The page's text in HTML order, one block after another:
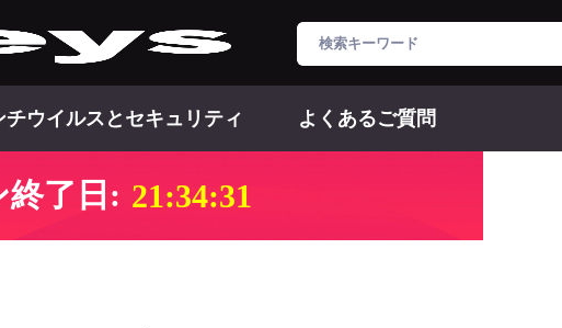
チウイルスとセキュリティ よくあるご質問
終了日: 21:34:30